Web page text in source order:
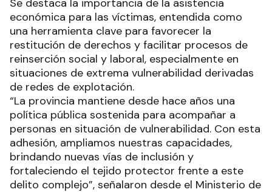
Se destaca la importancia de la asistencia
económica para las víctimas, entendida como
una herramienta clave para favorecer la
restitución de derechos y facilitar procesos de
reinserción social y laboral, especialmente en
situaciones de extrema vulnerabilidad derivadas
de redes de explotación.
“La provincia mantiene desde hace años una
política pública sostenida para acompañar a
personas en situación de vulnerabilidad. Con esta
adhesión, ampliamos nuestras capacidades,
brindando nuevas vías de inclusión y
fortaleciendo el tejido protector frente a este
delito complejo”, señalaron desde el Ministerio de